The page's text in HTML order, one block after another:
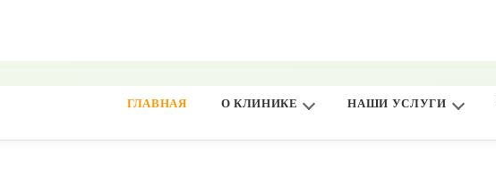
ГЛАВНАЯ О КЛИНИКЕ НАШИ УСЛУГИ